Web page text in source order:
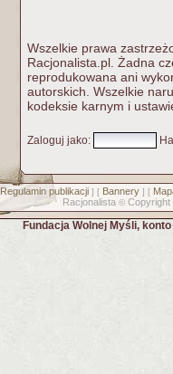
Wszelkie prawa
Racjonalista.pl. Żadna
reprodukowana ani
autorskich. Wszelkie
kodeksie karnym i
Zaloguj jako:
Regulamin publikacji] [ Bannery] [
Racjonalista © Copyright
Fundacja Wolnej Myśli,